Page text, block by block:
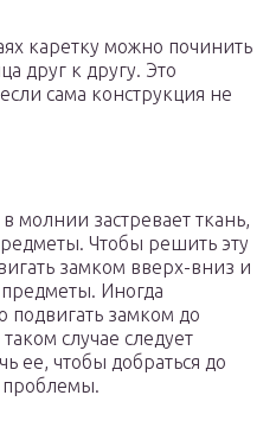
каретку можно починить
друг к другу. Это
сама конструкция не
молнии застревает ткань,
Чтобы решить эту
замком вверх-вниз и
Иногда
подвигать замком до
случае следует
ее, чтобы добраться до